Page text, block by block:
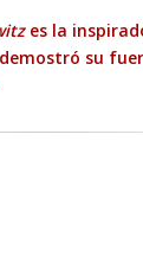
es la
su